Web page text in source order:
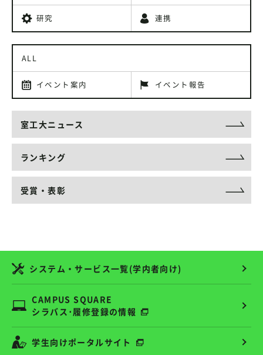
研究 連携
ALL
イベント案内 イベント報告
室工大ニュース
ランキング
受賞・表彰
システム・サービス一覧(学内者向け)
CAMPUS SQUARE
シラバス･履修登録の情報
学生向けポータルサイト